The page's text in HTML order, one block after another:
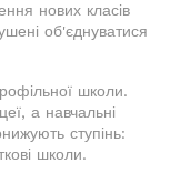
нових класів
об'єднуватися
школи.
а навчальні
ступінь:
школи.